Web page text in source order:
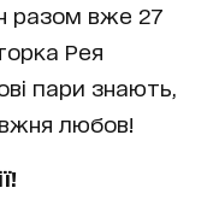
разом вже 27
Рея
пари знають,
любов!